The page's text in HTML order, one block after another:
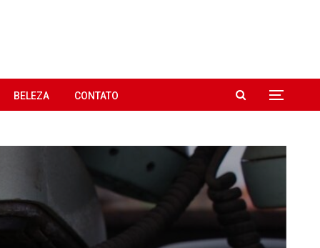
BELEZA CONTATO